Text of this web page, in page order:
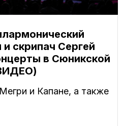
скрипач Сергей
в Сюникской
и Капане, а также